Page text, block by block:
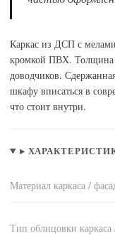
Каркас из ДСП с
кромкой ПВХ. Толщина
доводчиков.
шкафу вписаться в
что стоит внутри.
▸
Материал каркаса /
Тип облицовки каркаса